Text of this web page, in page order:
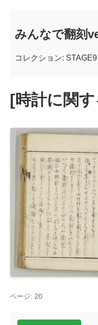
みんなで翻刻
コレクション: STAGE9
[時計に関
ページ: 20